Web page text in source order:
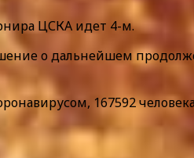
ЦСКА идет 4-м.
о дальнейшем
167592